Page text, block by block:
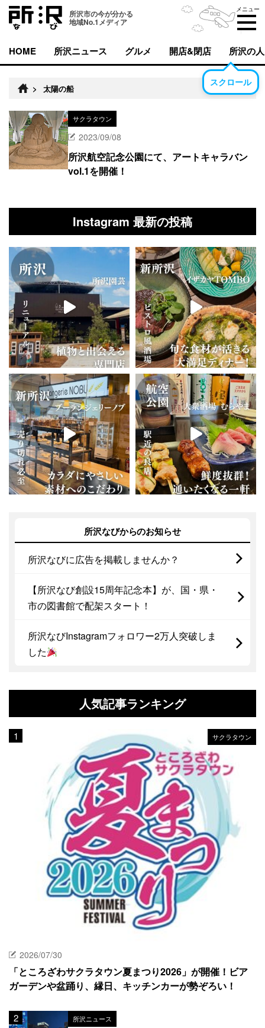
所沢市の今が分かる
地域No.1メディア
メニュー
HOME 所沢ニュース グルメ 開店&閉店 所沢の人
スクロール
> 太陽の船
サクラタウン
2023/09/08
所沢航空記念公園にて、アートキャラバン
vol.1を開催！
Instagram 最新の投稿
所沢なびからのお知らせ
所沢なびに広告を掲載しませんか？
【所沢なび創設15周年記念本】が、国・県・
市の図書館で配架スタート！
所沢なびInstagramフォロワー2万人突破しま
した
人気記事ランキング
サクラタウン
2026/07/30
「ところざわサクラタウン夏まつり2026」が開催！ビア
ガーデンや盆踊り、縁日、キッチンカーが勢ぞろい！
所沢ニュース